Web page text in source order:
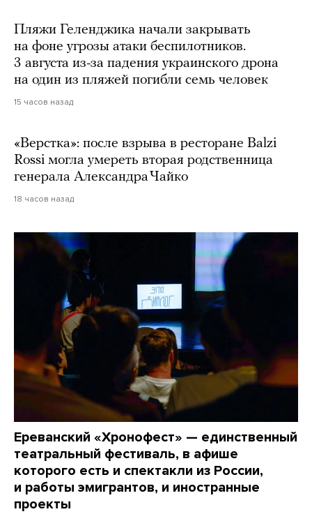
Пляжи Геленджика начали закрывать
на фоне угрозы атаки беспилотников.
3 августа из-за падения украинского дрона
на один из пляжей погибли семь человек
15 часов назад
«Верстка»: после взрыва в ресторане Balzi
Rossi могла умереть вторая родственница
генерала Александра Чайко
18 часов назад
Ереванский «Хронофест» — единственный
театральный фестиваль, в афише
которого есть и спектакли из России,
и работы эмигрантов, и иностранные
проекты